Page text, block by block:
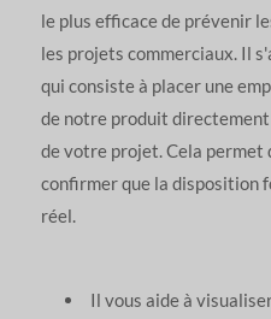
le plus efficace de prévenir
les projets commerciaux. Il
qui consiste à placer une
de notre produit
de votre projet. Cela
confirmer que la disposition
réel.
Il vous aide à